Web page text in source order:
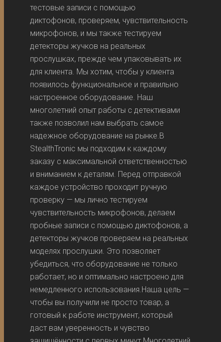
тестовые записи с помощью
диктофонов, проверяем, чувствительность
микрофонов, и мы также тестируем
детекторы жучков на реальных
прослушках, прежде чем упаковывать их
для клиента. Мы хотим, чтобы у клиента
появилось функциональное и правильно
настроенное оборудование. Наш
многолетний опыт работы с детективами
также позволил нам выбрать самое
надежное оборудование на рынке.В
StealthTronic мы подходим к каждому
заказу с максимальной ответственностью
и вниманием к деталям. Перед отправкой
каждое устройство проходит ручную
проверку — мы лично тестируем
чувствительность микрофонов, делаем
пробные записи с помощью диктофонов, а
детекторы жучков проверяем на реальных
моделях прослушки. Это позволяет
убедиться, что оборудование не только
работает, но и оптимально настроено для
немедленного использования.Наша цель —
чтобы вы получили не просто товар, а
готовый к работе инструмент, который
даст вам уверенность и чувство